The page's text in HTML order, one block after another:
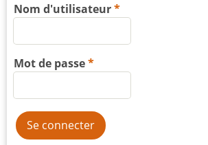
Nom d'utilisateur
Mot de passe